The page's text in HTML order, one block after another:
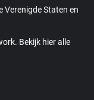
Verenigde Staten en
Bekijk hier alle